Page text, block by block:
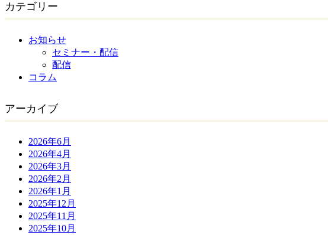
カテゴリー
お知らせ
セミナー・配信
配信
コラム
アーカイブ
2026年6月
2026年4月
2026年3月
2026年2月
2026年1月
2025年12月
2025年11月
2025年10月